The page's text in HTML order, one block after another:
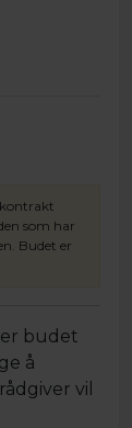
som har
Budet er
budet
å
vil